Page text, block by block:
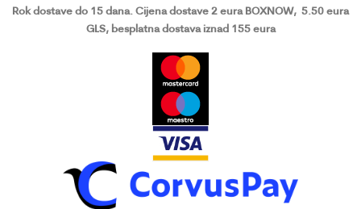
Rok dostave do 15 dana. Cijena dostave 2 eura BOXNOW, 5.50 eura
GLS, besplatna dostava iznad 155 eura